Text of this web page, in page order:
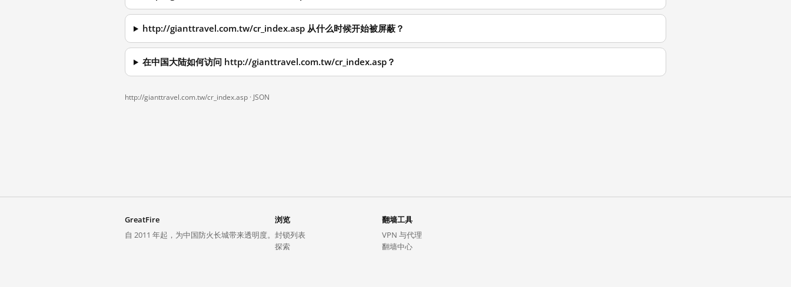
http://gianttravel.com.tw/cr_index.asp 从什么时候开始被屏蔽？
在中国大陆如何访问 http://gianttravel.com.tw/cr_index.asp？
http://gianttravel.com.tw/cr_index.asp · JSON
GreatFire
自 2011 年起，为中国防火长城带来透明度。
浏览
封锁列表
探索
翻墙工具
VPN 与代理
翻墙中心